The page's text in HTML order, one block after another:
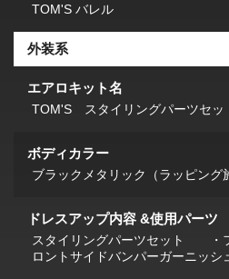
TOM'S バレル
外装系
エアロキット名
TOM'S スタイリングパーツセッ
ボディカラー
ブラックメタリック（ラッピング
ドレスアップ内容 &使用パーツ
スタイリングパーツセット ・
ロントサイドバンパーガーニッ